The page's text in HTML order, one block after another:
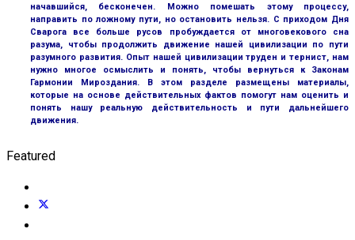
начавшийся, бесконечен. Можно помешать этому процессу,
направить по ложному пути, но остановить нельзя. С приходом Дня
Сварога все больше русов пробуждается от многовекового сна
разума, чтобы продолжить движение нашей цивилизации по пути
разумного развития. Опыт нашей цивилизации труден и тернист, нам
нужно многое осмыслить и понять, чтобы вернуться к Законам
Гармонии Мироздания. В этом разделе размещены материалы,
которые на основе действительных фактов помогут нам оценить и
понять нашу реальную действительность и пути дальнейшего
движения.
Featured